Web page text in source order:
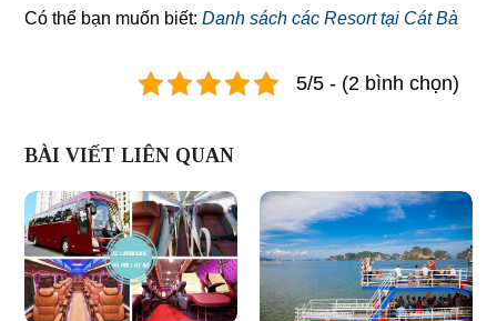
Có thể bạn muốn biết:Danh sách các Resort tại Cát Bà
5/5 - (2 bình chọn)
BÀI VIẾT LIÊN QUAN